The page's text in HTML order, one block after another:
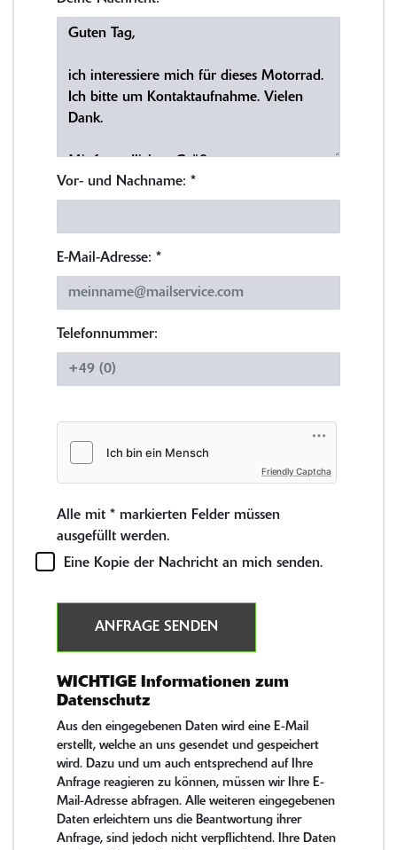
Vor- und Nachname: *
E-Mail-Adresse: *
Telefonnummer:
Friendly Captcha
Alle mit * markierten Felder müssen
ausgefüllt werden.
Eine Kopie der Nachricht an mich senden.
ANFRAGE SENDEN
WICHTIGE Informationen zum
Datenschutz
Aus den eingegebenen Daten wird eine E-Mail
erstellt, welche an uns gesendet und gespeichert
wird. Dazu und um auch entsprechend auf Ihre
Anfrage reagieren zu können, müssen wir Ihre E-
Mail-Adresse abfragen. Alle weiteren eingegebenen
Daten erleichtern uns die Beantwortung ihrer
Anfrage, sind jedoch nicht verpflichtend. Ihre Daten